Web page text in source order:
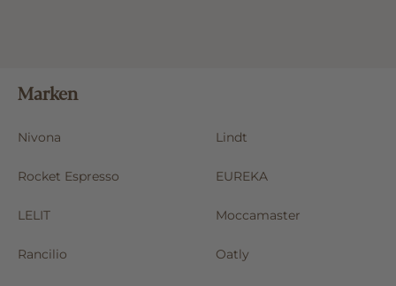
Marken
Nivona Lindt
Rocket Espresso EUREKA
LELIT Moccamaster
Rancilio Oatly